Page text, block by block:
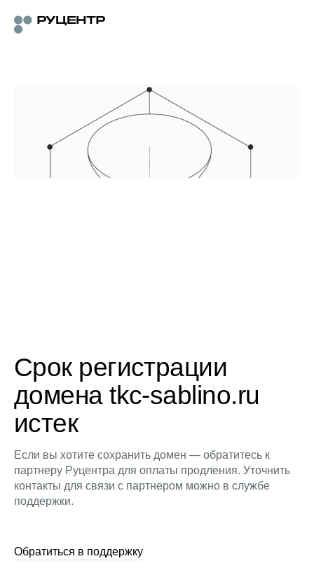
Срок регистрации
домена tkc-sablino.ru
истек
Если вы хотите сохранить домен — обратитесь к
партнеру Руцентра для оплаты продления. Уточнить
контакты для связи с партнером можно в службе
поддержки.
Обратиться в поддержку